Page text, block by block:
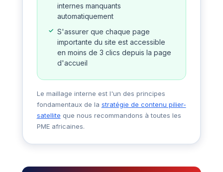
internes manquants
automatiquement
S'assurer que chaque page
importante du site est accessible
en moins de 3 clics depuis la page
d'accueil
Le maillage interne est l'un des principes
fondamentaux de la stratégie de contenu pilier-
satellite que nous recommandons à toutes les
PME africaines.